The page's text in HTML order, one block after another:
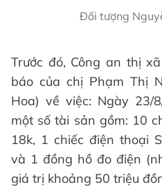
Đối tượng
Trước đó, Công an thị
báo của chị Phạm Thị
Hoa) về việc: Ngày 23/
một số tài sản gồm: 10
18k, 1 chiếc điện thoại
và 1 đồng hồ đo điện
giá trị khoảng 50 triệu